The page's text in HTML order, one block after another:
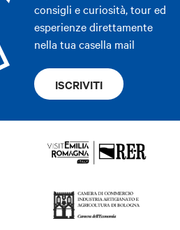
consigli e curiosità, tour ed
esperienze direttamente
nella tua casella mail
ISCRIVITI